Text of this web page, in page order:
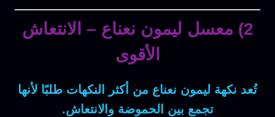
2) معسل ليمون نعناع – الانتعاش
الأقوى
تُعد نكهة ليمون نعناع من أكثر النكهات طلبًا لأنها
تجمع بين الحموضة والانتعاش.